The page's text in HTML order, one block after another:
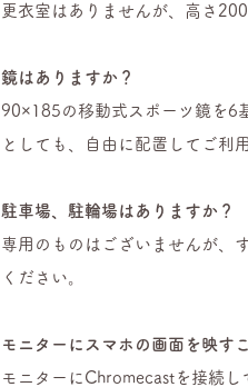
更衣室はありませんが、高さ
鏡はありますか？
90×185の移動式スポーツ鏡を6
としても、自由に配置してご利
駐車場、駐輪場はありますか？
専用のものはございませんが、
ください。
モニターにスマホの画面を映す
モニターにChromecastを接続